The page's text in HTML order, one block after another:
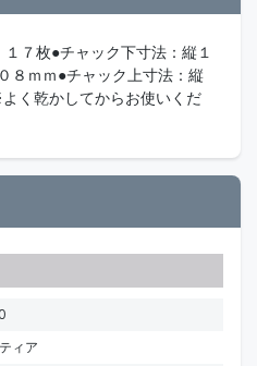
７枚●チャック下寸法：縦１
８ｍｍ●チャック上寸法：縦
く乾かしてからお使いくだ
ィア